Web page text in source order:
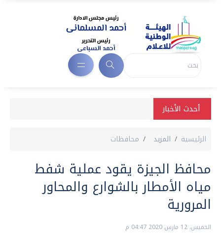
أحدث الأخبار
الرئيسية المزيد محافظات
محافظ الجيزة يقود عملية شفط
مياه الأمطار بالشوارع والمحاور
المرورية
الخميس، 12 مارس 2020 04:47 م